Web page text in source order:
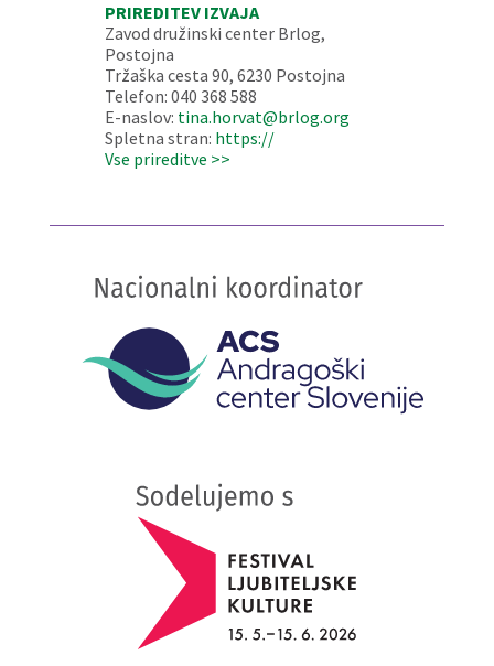
PRIREDITEV IZVAJA
Zavod družinski center Brlog,
Postojna
Tržaška cesta 90, 6230 Postojna
Telefon: 040 368 588
E-naslov: tina.horvat@brlog.org
Spletna stran: https://
Vse prireditve >>